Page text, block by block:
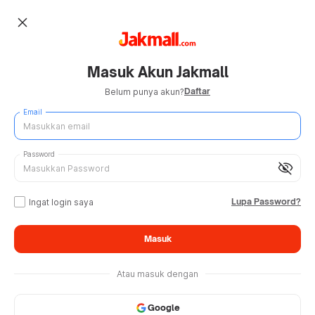
close
Masuk Akun Jakmall
Belum punya akun?Daftar
Email
visibility_off
Password
Ingat login saya Lupa Password?
Masuk
Atau masuk dengan
Google